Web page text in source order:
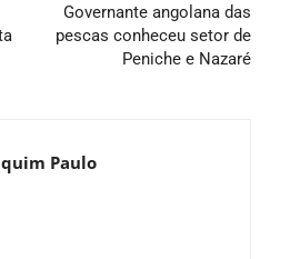
Governante angolana das
pescas conheceu setor de
Peniche e Nazaré
Paulo